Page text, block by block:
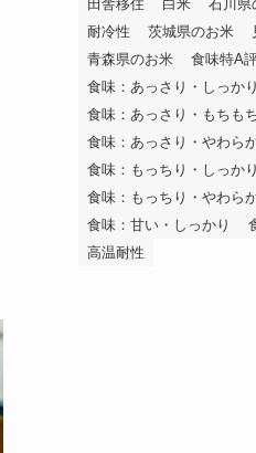
田舎移住 白米 石川県
耐冷性
茨城県のお米
青森県のお米
食味特A
食味：あっさり・しっかり
食味：あっさり・もちも
食味：あっさり・やわら
食味：もっちり・しっかり
食味：もっちり・やわら
食味：甘い・しっかり
高温耐性